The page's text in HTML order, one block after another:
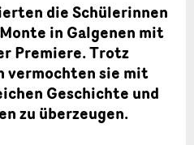
die Schülerinnen
in Galgenen mit
Premiere. Trotz
vermochten sie mit
Geschichte und
zu überzeugen.